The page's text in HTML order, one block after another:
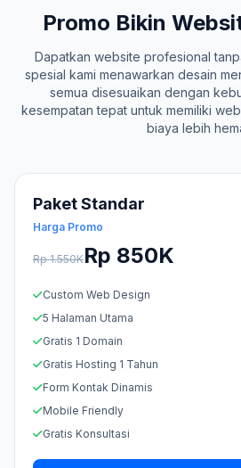
Promo Bikin
Dapatkan website profesional
spesial kami menawarkan desain
semua disesuaikan dengan
kesempatan tepat untuk memiliki
biaya lebih
Paket Standar
Harga Promo
Rp 1.550KRp 850K
Custom Web Design
5 Halaman Utama
Gratis 1 Domain
Gratis Hosting 1 Tahun
Form Kontak Dinamis
Mobile Friendly
Gratis Konsultasi